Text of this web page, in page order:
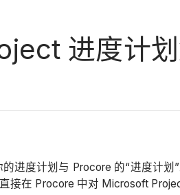
进度计
进度计划与 Procore 的“进度计
接在 Procore 中对 Microsoft